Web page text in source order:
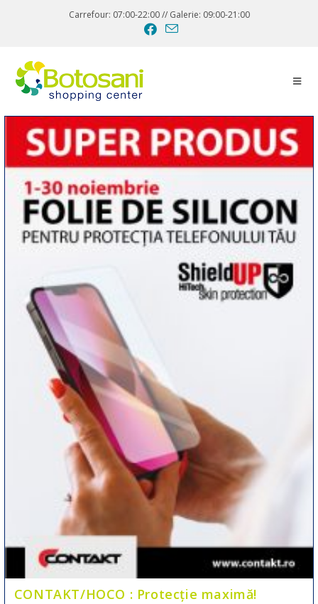
Carrefour: 07:00-22:00 // Galerie: 09:00-21:00
CONTAKT/HOCO : Protecție maximă!